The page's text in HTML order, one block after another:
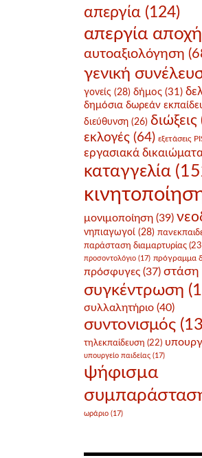
απεργία (124)
απεργία αποχή
αυτοαξιολόγηση
γενική
γονείς (28) δήμος (31)
δημόσια δωρεάν
διεύθυνση (26) διώξεις
εκλογές (64) εξετάσεις
εργασιακά
καταγγελία
μονιμοποίηση (39)
νηπιαγωγοί (28)
παράσταση διαμαρτυρίας
προσοντολόγιο (17) πρόγραμμα
πρόσφυγες (37) στάση
συγκέντρωση
συλλαλητήριο (40)
συντονισμός
τηλεκπαίδευση (22)
υπουργείο παιδείας (17)
ψήφισμα
ωράριο (17)